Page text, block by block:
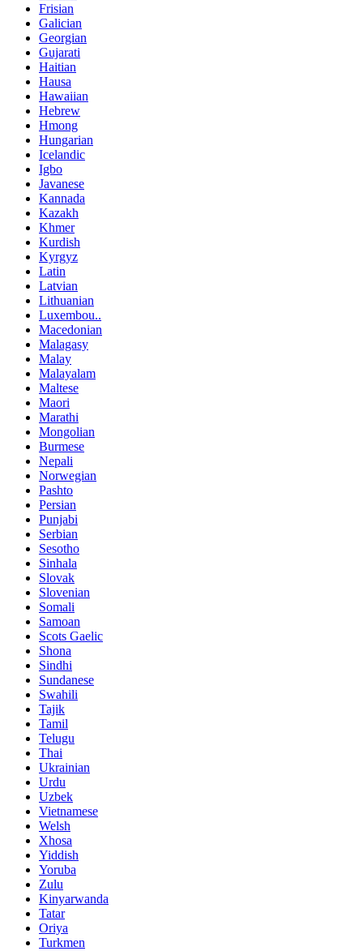
Frisian
Galician
Georgian
Gujarati
Haitian
Hausa
Hawaiian
Hebrew
Hmong
Hungarian
Icelandic
Igbo
Javanese
Kannada
Kazakh
Khmer
Kurdish
Kyrgyz
Latin
Latvian
Lithuanian
Luxembou..
Macedonian
Malagasy
Malay
Malayalam
Maltese
Maori
Marathi
Mongolian
Burmese
Nepali
Norwegian
Pashto
Persian
Punjabi
Serbian
Sesotho
Sinhala
Slovak
Slovenian
Somali
Samoan
Scots Gaelic
Shona
Sindhi
Sundanese
Swahili
Tajik
Tamil
Telugu
Thai
Ukrainian
Urdu
Uzbek
Vietnamese
Welsh
Xhosa
Yiddish
Yoruba
Zulu
Kinyarwanda
Tatar
Oriya
Turkmen